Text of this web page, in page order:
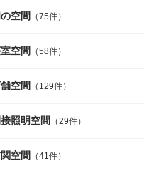
空間 （75件）
空間 （58件）
空間 （129件）
照明空間 （29件）
空間 （41件）